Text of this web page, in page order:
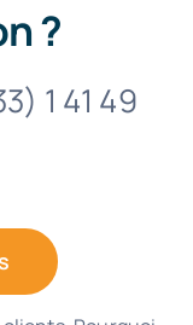
?
1 41 49